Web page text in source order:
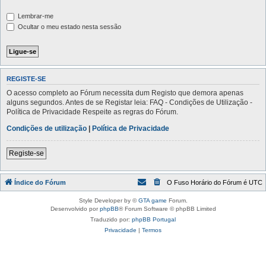
Lembrar-me
Ocultar o meu estado nesta sessão
REGISTE-SE
O acesso completo ao Fórum necessita dum Registo que demora apenas
alguns segundos. Antes de se Registar leia: FAQ - Condições de Utilização -
Política de Privacidade Respeite as regras do Fórum.
Condições de utilização | Política de Privacidade
Registe-se
Índice do Fórum O Fuso Horário do Fórum é UTC
Style Developer by ©GTA game Forum.
Desenvolvido porphpBB® Forum Software © phpBB Limited
Traduzido por: phpBB Portugal
Privacidade | Termos